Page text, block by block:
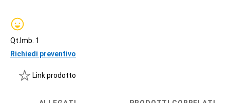
Qt.Imb. 1
Richiedi preventivo
Link prodotto